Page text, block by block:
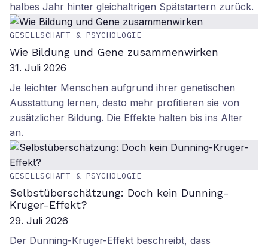
halbes Jahr hinter gleichaltrigen Spätstartern zurück.
GESELLSCHAFT & PSYCHOLOGIE
Wie Bildung und Gene zusammenwirken
31. Juli 2026
Je leichter Menschen aufgrund ihrer genetischen
Ausstattung lernen, desto mehr profitieren sie von
zusätzlicher Bildung. Die Effekte halten bis ins Alter
an.
GESELLSCHAFT & PSYCHOLOGIE
Selbstüberschätzung: Doch kein Dunning-
Kruger-Effekt?
29. Juli 2026
Der Dunning-Kruger-Effekt beschreibt, dass